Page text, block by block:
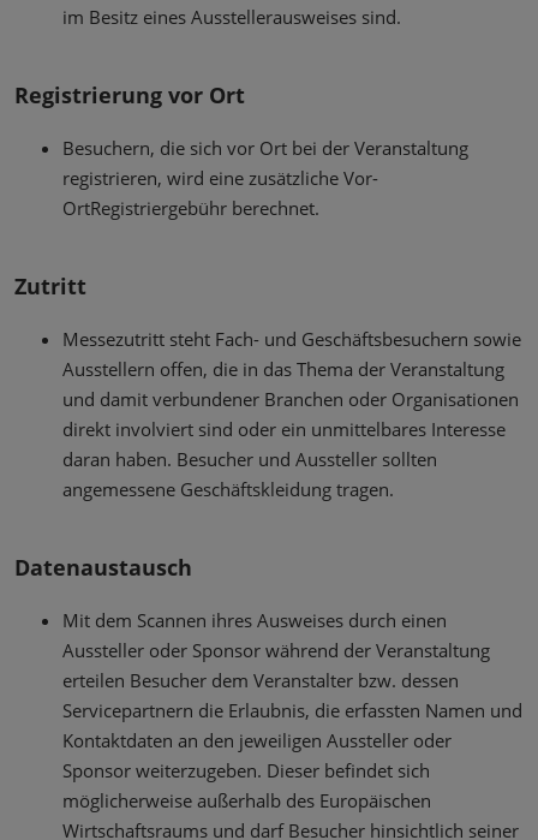
im Besitz eines Ausstellerausweises sind.
Registrierung vor Ort
Besuchern, die sich vor Ort bei der Veranstaltung
registrieren, wird eine zusätzliche Vor-
OrtRegistriergebühr berechnet.
Zutritt
Messezutritt steht Fach- und Geschäftsbesuchern sowie
Ausstellern offen, die in das Thema der Veranstaltung
und damit verbundener Branchen oder Organisationen
direkt involviert sind oder ein unmittelbares Interesse
daran haben. Besucher und Aussteller sollten
angemessene Geschäftskleidung tragen.
Datenaustausch
Mit dem Scannen ihres Ausweises durch einen
Aussteller oder Sponsor während der Veranstaltung
erteilen Besucher dem Veranstalter bzw. dessen
Servicepartnern die Erlaubnis, die erfassten Namen und
Kontaktdaten an den jeweiligen Aussteller oder
Sponsor weiterzugeben. Dieser befindet sich
möglicherweise außerhalb des Europäischen
Wirtschaftsraums und darf Besucher hinsichtlich seiner